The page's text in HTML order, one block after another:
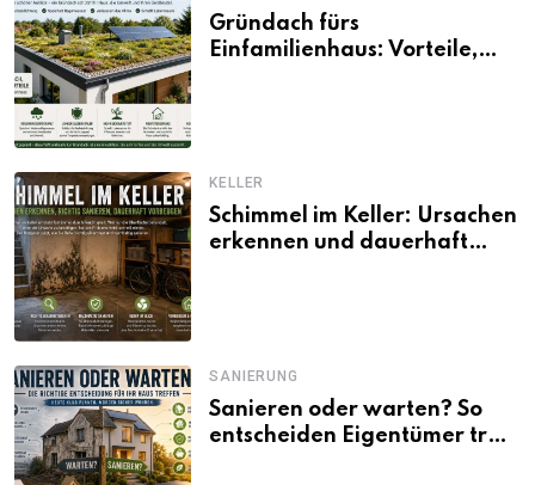
Gründach fürs
Einfamilienhaus: Vorteile,
KELLER
Schimmel im Keller: Ursachen
erkennen und dauerhaft
SANIERUNG
Sanieren oder warten? So
entscheiden Eigentümer trotz